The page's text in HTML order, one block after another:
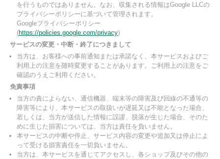
を行うものではありません。なお、収集される情報はGoogle LLCの
プライバシーポリシーに基づいて管理されます。
Googleプライバシーポリシー
(https://policies.google.com/privacy)
サービスの変更・中断・終了につきまして
当方は、お客様への事前通知または承諾なく、本サービスおよびご
利用上の注意を随時変更することがあります。ご利用上の注意をご
確認のうえご利用ください。
免責事項
当方の責によらない、通信機器、端末等の障害及び回線の不通等の
障害等により、本サービスの取扱いが遅延又は不能となった場合、
若しくは、当方が送信した情報に誤謬、脱落が生じた場合、そのた
めに生じた損害については、当方は責任を負いません。
本サービスの中断や停止、サービス内容の変更や追加又は停止によ
って受ける損害責任を一切負いません。
当方は、本サービスを通じてアクセスし、各ショップ及びその他の